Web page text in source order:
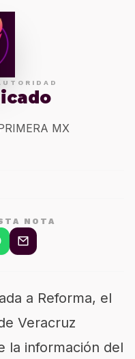
MX
NOTA
a Reforma, el
Veracruz
la información del